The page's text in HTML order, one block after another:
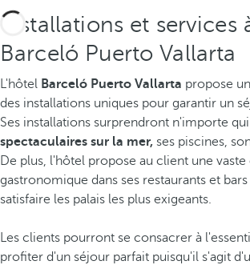
Installations et services
Barceló Puerto Vallarta
L'hôtel Barceló Puerto Vallarta propose
des installations uniques pour garantir un
Ses installations surprendront n'importe
spectaculaires sur la mer, ses piscines,
De plus, l'hôtel propose au client une vaste
gastronomique dans ses restaurants et
satisfaire les palais les plus exigeants.
Les clients pourront se consacrer à
profiter d'un séjour parfait puisqu'il s'agit